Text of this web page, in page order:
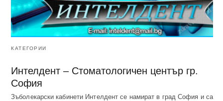
КАТЕГОРИИ
Интелдент – Стоматологичен център гр.
София
Зъболекарски кабинети Интелдент се намират в град София и са